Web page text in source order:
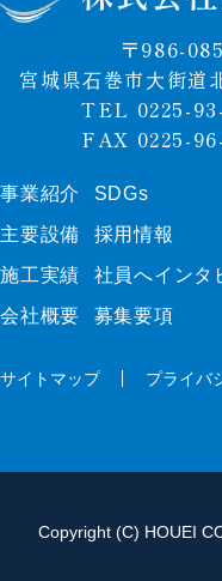
〒986-
宮城県⽯巻市⼤街道
TEL 0225-
FAX 0225-
事業紹介
事業紹介
主要設備
主要設備
施⼯実績
施⼯実績
会社概要
SDGs
SDGs
採⽤情報
採⽤情報
社員へインタ
社員へインタ
募集要項
サイトマップ
プライバ
Copyright (C) HOUEI